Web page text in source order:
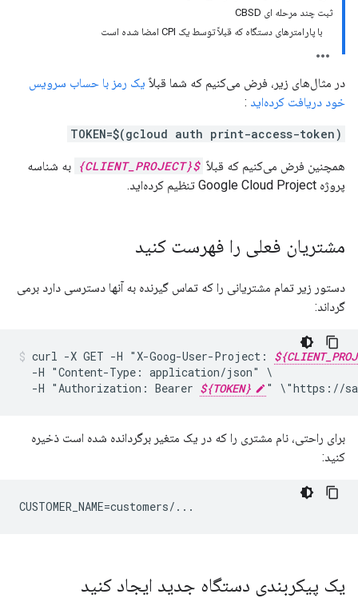
ثبت چند مرحله ای CBSD
با پارامترهای دستگاه که قبلاً توسط یک CPI امضا شده است
در مثال‌های زیر، فرض می‌کنیم که شما قبلاً یک رمز با حساب سرویس
خود دریافت کرده‌اید :
TOKEN=$(gcloud auth print-access-token)
همچنین فرض می‌کنیم که قبلاً ${CLIENT_PROJECT}
به شناسه
پروژه Google Cloud Project تنظیم کرده‌اید.
مشتریان فعلی را فهرست کنید
دستور زیر تمام مشتریانی را که تماس گیرنده به آنها دسترسی دارد برمی
گرداند:
curl -X GET -H "X-Goog-User-Project:
-H "Content-Type: application/json"
-H "Authorization: Bearer ${TOKEN} " \"https://
برای راحتی، نام مشتری را که در یک متغیر برگردانده شده است ذخیره
کنید:
CUSTOMER_NAME=customers/...
یک پیکربندی دستگاه جدید ایجاد کنید